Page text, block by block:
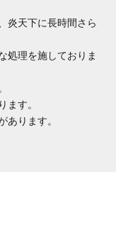
炎天下に長時間さら
処理を施しておりま
ます。
あります。